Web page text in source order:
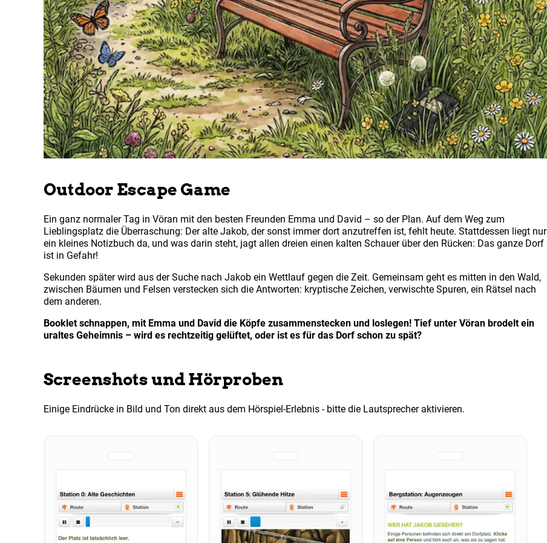
Outdoor Escape Game
Ein ganz normaler Tag in Vöran mit den besten Freunden Emma und David – so der Plan. Auf dem Weg zum
Lieblingsplatz die Überraschung: Der alte Jakob, der sonst immer dort anzutreffen ist, fehlt heute. Stattdessen liegt nur
ein kleines Notizbuch da, und was darin steht, jagt allen dreien einen kalten Schauer über den Rücken: Das ganze Dorf
ist in Gefahr!
Sekunden später wird aus der Suche nach Jakob ein Wettlauf gegen die Zeit. Gemeinsam geht es mitten in den Wald,
zwischen Bäumen und Felsen verstecken sich die Antworten: kryptische Zeichen, verwischte Spuren, ein Rätsel nach
dem anderen.
Booklet schnappen, mit Emma und David die Köpfe zusammenstecken und loslegen! Tief unter Vöran brodelt ein
uraltes Geheimnis – wird es rechtzeitig gelüftet, oder ist es für das Dorf schon zu spät?
Screenshots und Hörproben
Einige Eindrücke in Bild und Ton direkt aus dem Hörspiel-Erlebnis - bitte die Lautsprecher aktivieren.